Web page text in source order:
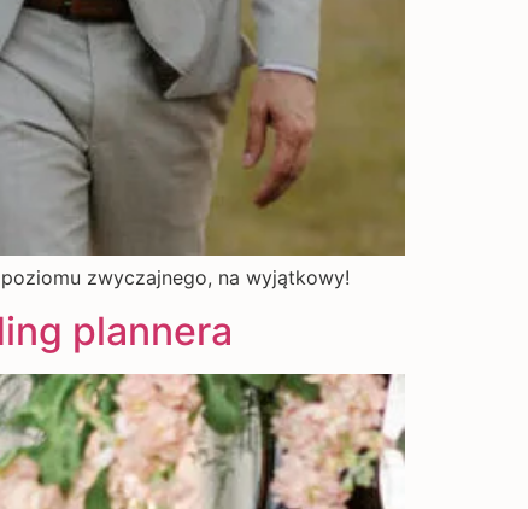
zwyczajnego, na wyjątkowy!
plannera